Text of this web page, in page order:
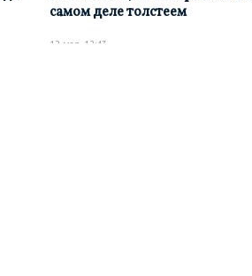
самом деле толстеем
12 мар, 12:43